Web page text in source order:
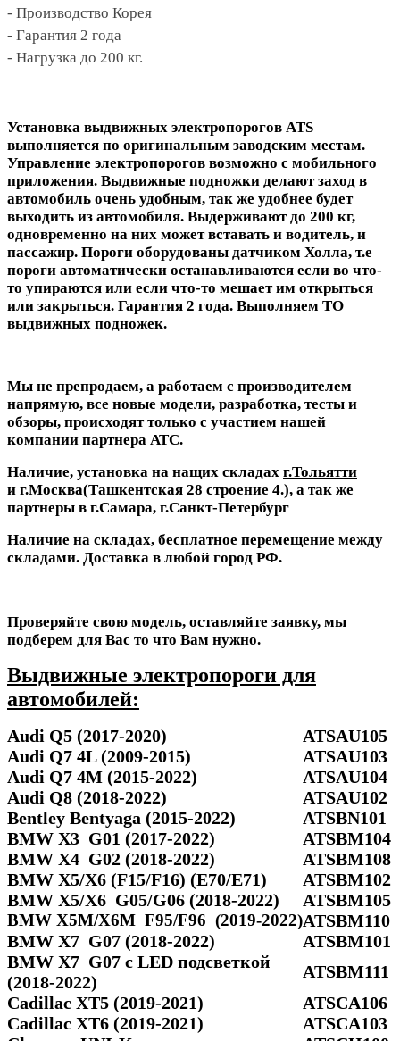
- Производство Корея
- Гарантия 2 года
- Нагрузка до 200 кг.
Установка выдвижных электропорогов ATS
выполняется по оригинальным заводским местам.
Управление электропорогов возможно с мобильного
приложения. Выдвижные подножки делают заход в
автомобиль очень удобным, так же удобнее будет
выходить из автомобиля. Выдерживают до 200 кг,
одновременно на них может вставать и водитель, и
пассажир. Пороги оборудованы датчиком Холла, т.е
пороги автоматически останавливаются если во что-
то упираются или если что-то мешает им открыться
или закрыться. Гарантия 2 года. Выполняем ТО
выдвижных подножек.
Мы не препродаем, а работаем с производителем
напрямую, все новые модели, разработка, тесты и
обзоры, происходят только с участием нашей
компании партнера АТС.
Наличие, установка на нащих складах г.Тольятти
и г.Москва(Ташкентская 28 строение 4.), а так же
партнеры в г.Самара, г.Санкт-Петербург
Наличие на складах, бесплатное перемещение между
складами. Доставка в любой город РФ.
Проверяйте свою модель, оставляйте заявку, мы
подберем для Вас то что Вам нужно.
Выдвижные электропороги для
автомобилей:
Audi Q5 (2017-2020)
ATSAU105
Audi Q7 4L (2009-2015)
ATSAU103
Audi Q7 4M (2015-2022)
ATSAU104
Audi Q8 (2018-2022)
ATSAU102
Bentley Bentyaga (2015-2022)
ATSBN101
BMW X3 G01 (2017-2022)
ATSBM104
BMW X4 G02 (2018-2022)
ATSBM108
BMW X5/X6 (F15/F16) (E70/E71)
ATSBM102
BMW X5/Х6 G05/G06 (2018-2022)
ATSBM105
BMW X5M/X6M F95/F96 (2019-2022)ATSBM110
BMW X7 G07 (2018-2022)
ATSBM101
BMW X7 G07 с LED подсветкой
(2018-2022)
ATSBM111
Cadillac XT5 (2019-2021)
ATSCA106
Cadillac XT6 (2019-2021)
ATSCA103